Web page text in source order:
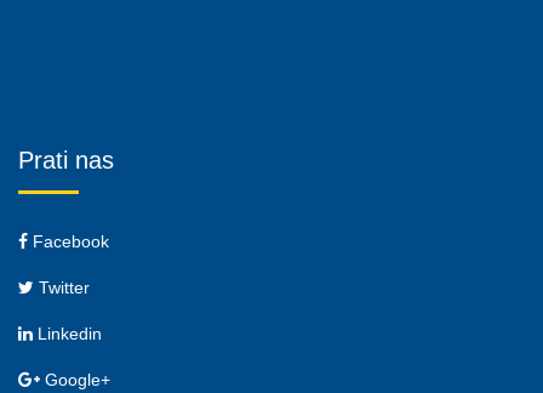
Prati nas
Facebook
Twitter
Linkedin
Google+